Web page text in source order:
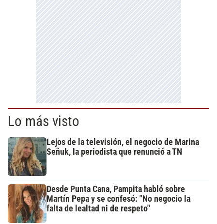
Lo más visto
Lejos de la televisión, el negocio de Marina
Señuk, la periodista que renunció a TN
Desde Punta Cana, Pampita habló sobre
Martín Pepa y se confesó: "No negocio la
falta de lealtad ni de respeto"